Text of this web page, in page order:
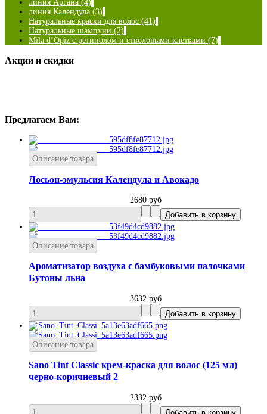
линия Аргана (4)
линия Календула (3)
Натуральные краски для волос (41)
Натуральные шампуни (2)
Mila d’Opiz с ретинолом и стволовыми клетками (7)
Акции и скидки
Предлагаем Вам:
Описание товара
Лосьон-эмульсия Календула и Авокадо
2680 руб
Описание товара
Ароматизатор воздуха с бамбуковыми палочками
Бутоны льна
3632 руб
Описание товара
Sano Tint Classic крем-краска для волос (125 мл)
черно-коричневый 2
2332 руб